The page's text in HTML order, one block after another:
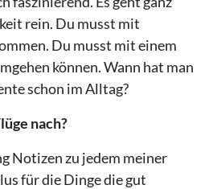
rein. Du musst mit
Du musst mit einem
können. Wann hat man
schon im Alltag?
nach?
Notizen zu jedem meiner
für die Dinge die gut